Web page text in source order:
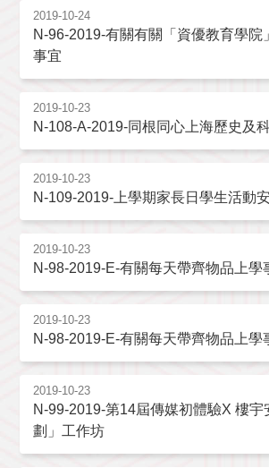
2019-10-24
N-96-2019-有關有關「資優教育學院
事宜
2019-10-23
N-108-A-2019-同根同心上海歷史及
2019-10-23
N-109-2019-上學期家長日學生活動
2019-10-23
N-98-2019-E-有關每天帶齊物品上學
2019-10-23
N-98-2019-E-有關每天帶齊物品上學
2019-10-23
N-99-2019-第14屆傳媒初體驗X 樓宇
劃」工作坊